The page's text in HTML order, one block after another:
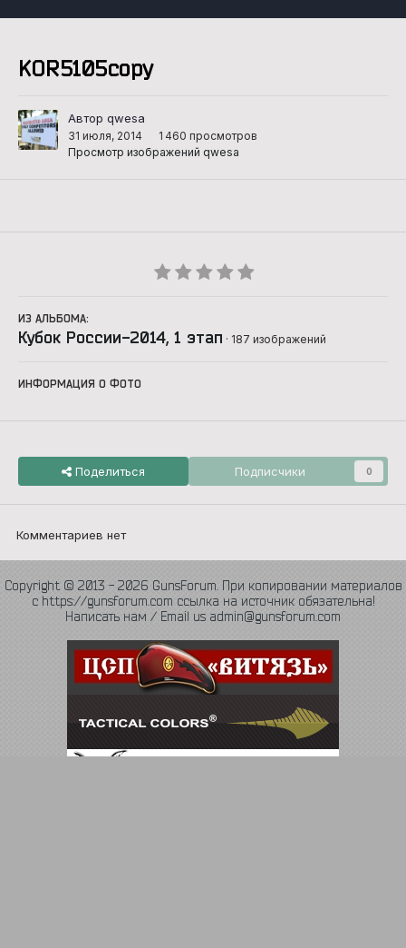
KOR5105copy
Автор qwesa
31 июля, 2014
1 460 просмотров
Просмотр изображений qwesa
ИЗ АЛЬБОМА:
Кубок России-2014, 1 этап · 187 изображений
ИНФОРМАЦИЯ О ФОТО
Поделиться Подписчики 0
Комментариев нет
Copyright © 2013 - 2026 GunsForum. При копировании материалов
с https://gunsforum.com ссылка на источник обязательна!
Написать нам / Email us admin@gunsforum.com